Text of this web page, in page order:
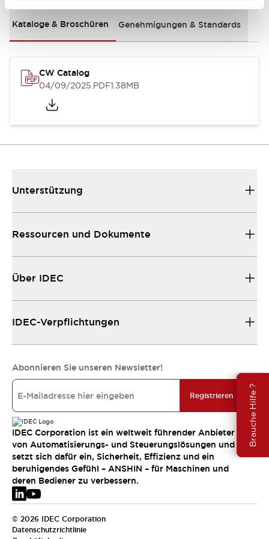
Brauche Hilfe ?
Kataloge & Broschüren Genehmigungen & Standards
CW Catalog
04/09/2025.PDF1.38MB
Unterstützung
Ressourcen und Dokumente
Über IDEC
IDEC-Verpflichtungen
Abonnieren Sie unseren Newsletter!
Registrieren
IDEC Corporation ist ein weltweit führender Anbieter
von Automatisierungs- und Steuerungslösungen und
setzt sich dafür ein, Sicherheit, Effizienz und ein
beruhigendes Gefühl – ANSHIN – für Maschinen und
deren Bediener zu verbessern.
© 2026 IDEC Corporation
Datenschutzrichtlinie